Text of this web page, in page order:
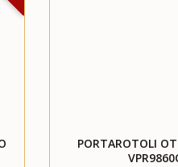
PORTAROTOLI